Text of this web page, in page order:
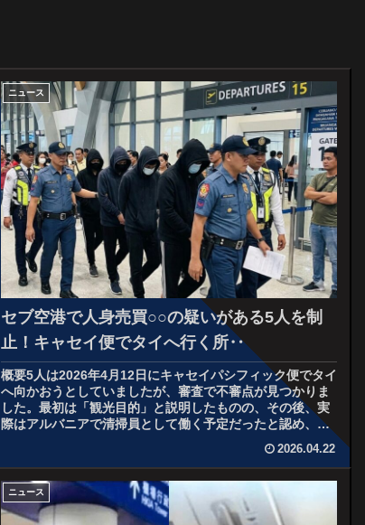
ニュース
セブ空港で人身売買○○の疑いがある5人を制
止！キャセイ便でタイへ行く所‥
概要5人は2026年4月12日にキャセイパシフィック便でタイ
へ向かおうとしていましたが、審査で不審点が見つかりま
した。最初は「観光目的」と説明したものの、その後、実
際はアルバニアで清掃員として働く予定だったと認め、書
2026.04.22
ニュース